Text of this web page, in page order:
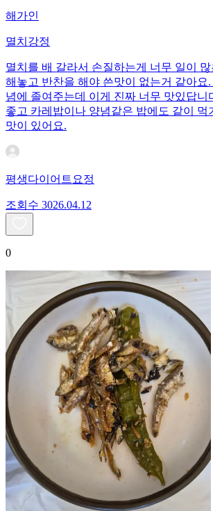
해가인
멸치강정
멸치를 배 갈라서 손질하는게 너무 일이 많
해놓고 반찬을 해야 쓴맛이 없는거 같아요
념에 졸여주는데 이게 진짜 너무 맛있답니
좋고 카레밥이나 양념같은 밥에도 같이 먹
맛이 있어요.
평생다이어트요정
조회수 3026.04.12
0